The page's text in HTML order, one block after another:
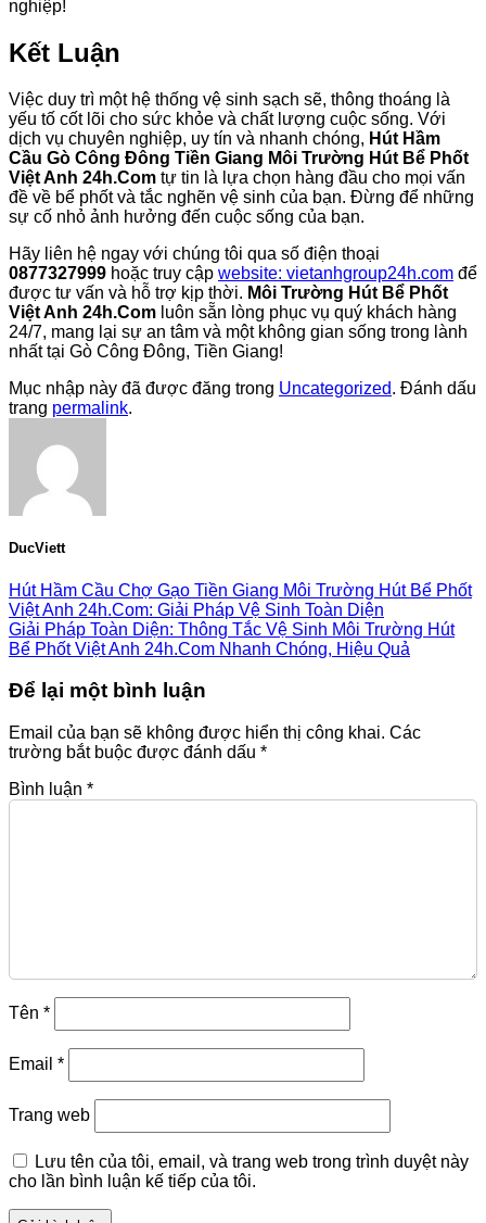
nghiệp!
Kết Luận
Việc duy trì một hệ thống vệ sinh sạch sẽ, thông thoáng là
yếu tố cốt lõi cho sức khỏe và chất lượng cuộc sống. Với
dịch vụ chuyên nghiệp, uy tín và nhanh chóng, Hút Hầm
Cầu Gò Công Đông Tiền Giang Môi Trường Hút Bể Phốt
Việt Anh 24h.Com tự tin là lựa chọn hàng đầu cho mọi vấn
đề về bể phốt và tắc nghẽn vệ sinh của bạn. Đừng để những
sự cố nhỏ ảnh hưởng đến cuộc sống của bạn.
Hãy liên hệ ngay với chúng tôi qua số điện thoại
0877327999 hoặc truy cập website: vietanhgroup24h.com để
được tư vấn và hỗ trợ kịp thời. Môi Trường Hút Bể Phốt
Việt Anh 24h.Com luôn sẵn lòng phục vụ quý khách hàng
24/7, mang lại sự an tâm và một không gian sống trong lành
nhất tại Gò Công Đông, Tiền Giang!
Mục nhập này đã được đăng trong Uncategorized. Đánh dấu
trang permalink.
DucViett
Hút Hầm Cầu Chợ Gạo Tiền Giang Môi Trường Hút Bể Phốt
Việt Anh 24h.Com: Giải Pháp Vệ Sinh Toàn Diện
Giải Pháp Toàn Diện: Thông Tắc Vệ Sinh Môi Trường Hút
Bể Phốt Việt Anh 24h.Com Nhanh Chóng, Hiệu Quả
Để lại một bình luận
Email của bạn sẽ không được hiển thị công khai. Các
trường bắt buộc được đánh dấu *
Bình luận *
Tên *
Email *
Trang web
Lưu tên của tôi, email, và trang web trong trình duyệt này
cho lần bình luận kế tiếp của tôi.